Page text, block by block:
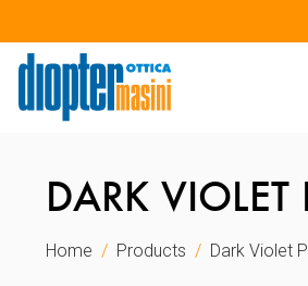
DARK VIOLET
Home Products Dark Violet